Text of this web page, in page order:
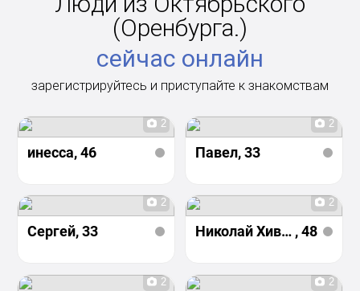
(Оренбурга.)
сейчас онлайн
зарегистрируйтесь и приступайте к знакомствам
2
инесса, 46
2
Павел, 33
2
Сергей, 33
2
Николай Хивинцев , 48
2 2